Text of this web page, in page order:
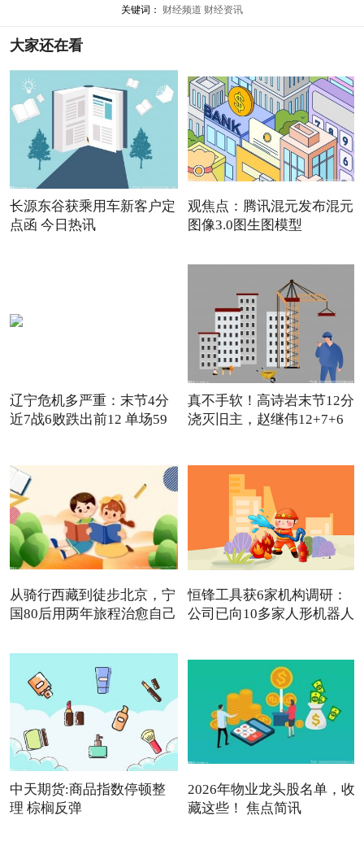
关键词： 财经频道 财经资讯
大家还在看
长源东谷获乘用车新客户定
点函 今日热讯
观焦点：腾讯混元发布混元
图像3.0图生图模型
辽宁危机多严重：末节4分
近7战6败跌出前12 单场59
真不手软！高诗岩末节12分
浇灭旧主，赵继伟12+7+6
从骑行西藏到徒步北京，宁
国80后用两年旅程治愈自己
恒锋工具获6家机构调研：
公司已向10多家人形机器人
中天期货:商品指数停顿整
理 棕榈反弹
2026年物业龙头股名单，收
藏这些！ 焦点简讯